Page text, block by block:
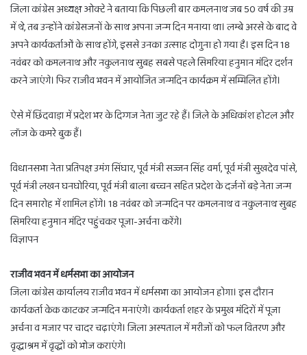
जिला कांग्रेस अध्यक्ष ओक्टे ने बताया कि पिछली बार कमलनाथ जब 50 वर्ष की उम्र
में थे, तब उन्होंने कांग्रेसजनों के साथ अपना जन्म दिन मनाया था। लम्बे अरसे के बाद वे
अपने कार्यकर्ताओं के साथ होंगे, इससे उनका उत्साह दोगुना हो गया है। इस दिन 18
नवंबर को कमलनाथ और नकुलनाथ सुबह सबसे पहले सिमरिया हनुमान मंदिर दर्शन
करने जाएंगे। फिर राजीव भवन में आयोजित जन्मदिन कार्यक्रम में सम्मिलित होंगे।
ऐसे में छिंदवाड़ा में प्रदेश भर के दिग्गज नेता जुट रहे हैं। जिले के अधिकांश होटल और
लॉज के कमरे बुक हैं।
विधानसभा नेता प्रतिपक्ष उमंग सिंघार, पूर्व मंत्री सज्जन सिंह वर्मा, पूर्व मंत्री सुखदेव पांसे,
पूर्व मंत्री लखन घनघोरिया, पूर्व मंत्री बाला बच्चन सहित प्रदेश के दर्जनों बड़े नेता जन्म
दिन समारोह में शामिल होंगे। 18 नवंबर को जन्मदिन पर कमलनाथ व नकुलनाथ सुबह
सिमरिया हनुमान मंदिर पहुंचकर पूजा-अर्चना करेंगे।
विज्ञापन
राजीव भवन में धर्मसभा का आयोजन
जिला कांग्रेस कार्यालय राजीव भवन में धर्मसभा का आयोजन होगा। इस दौरान
कार्यकर्ता केक काटकर जन्मदिन मनाएंगे। कार्यकर्ता शहर के प्रमुख मंदिरों में पूजा
अर्चना व मजार पर चादर चढ़ाएंगे। जिला अस्पताल में मरीजों को फल वितरण और
वृद्धाश्रम में वृद्धों को भोज कराएंगे।